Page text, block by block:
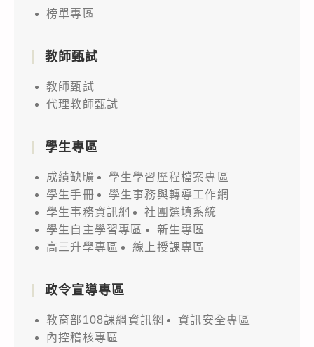
榜單專區
教師甄試
教師甄試
代理教師甄試
學生專區
成績缺曠
學生學習歷程檔案專區
學生手冊
學生事務與轉導工作網
學生事務資訊網
社團選填系統
學生自主學習專區
新生專區
高三升學專區
線上授課專區
政令宣導專區
教育部108課綱資訊網
資訊安全專區
內控稽核專區